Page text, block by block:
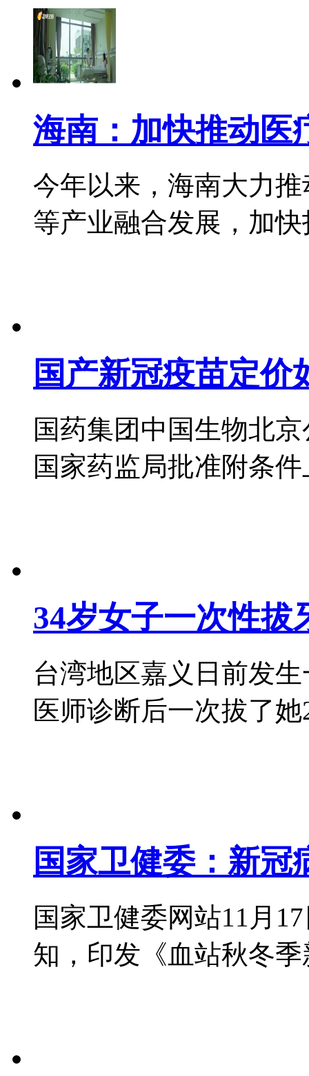
海南：加快推动医
今年以来，海南大力
等产业融合发展，加快
国产新冠疫苗定价
国药集团中国生物北
国家药监局批准附条
34岁女子一次性拔
台湾地区嘉义日前发
医师诊断后一次拔了她
国家卫健委：新冠
国家卫健委网站11月
知，印发《血站秋冬